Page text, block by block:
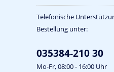
Telefonische
Bestellung unter:
035384-210 30
Mo-Fr, 08:00 - 16:00 Uhr